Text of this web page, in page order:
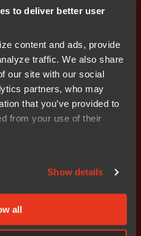
to deliver better user
content and ads, provide
traffic. We also share
our site with our social
partners, who may
that you’ve provided to
from your use of their
Show details
all
과 혁신
하세요.
.